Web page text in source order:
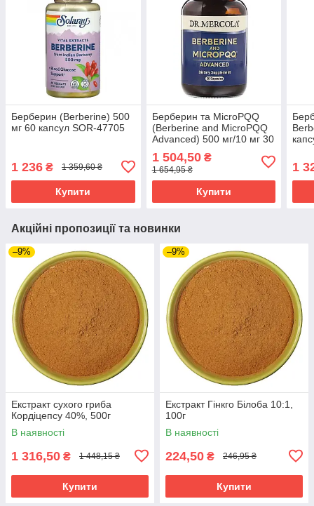
Берберин (Berberine) 500
мг 60 капсул SOR-47705
1 236 ₴ 1 359,60 ₴
Купити
Берберин та MicroPQQ
(Berberine and MicroPQQ
Advanced) 500 мг/10 мг 30
1 504,50₴
1 654,95 ₴
Купити
1
Акційні пропозиції та новинки
–9%
Екстракт сухого гриба
Кордіцепсу 40%, 500г
В наявності
1 316,50 ₴ 1 448,15 ₴
Купити
–9%
Екстракт Гінкго Білоба 10:1,
100г
В наявності
224,50 ₴ 246,95 ₴
Купити